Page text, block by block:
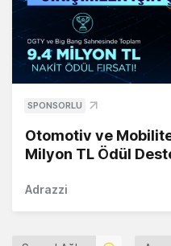
SPONSORLU
Otomotiv ve
Milyon TL Ödül
Adrazzi